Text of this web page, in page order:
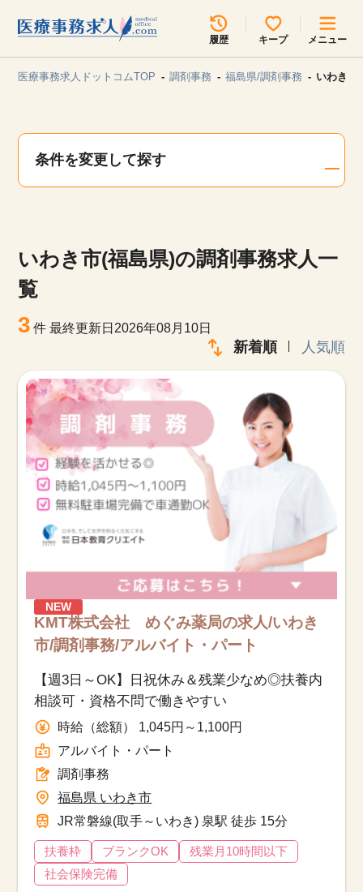
履歴 キープ メニュー
見学会・イベント情報
お知らせ
医療事務求人ドットコムとは
サイトの使い方
運営会社
医療事務求人ドットコムTOP 調剤事務 福島県/調剤事務 いわき市
条件を変更して探す
いわき市(福島県)の調剤事務求人一
覧
3 件最終更新日2026年08月10日
新着順 人気順
NEW
KMT株式会社 めぐみ薬局の求人/いわき
市/調剤事務/アルバイト・パート
【週3日～OK】日祝休み＆残業少なめ◎扶養内
相談可・資格不問で働きやすい
時給（総額） 1,045円～1,100円
アルバイト・パート
調剤事務
福島県 いわき市
JR常磐線(取手～いわき) 泉駅 徒歩 15分
扶養枠 ブランクOK
残業月10時間以下
社会保険完備
所在地のエリアを選択してください
各支店担当よりご連絡させていただきます。
関東
甲信越・北陸 中国・四国
九州・沖縄